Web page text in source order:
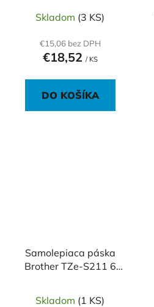
Skladom (3 KS)
€15,06 bez DPH
€18,52 / KS
DO KOŠÍKA
Samolepiaca páska
Brother TZe-S211 6
Skladom (1 KS)